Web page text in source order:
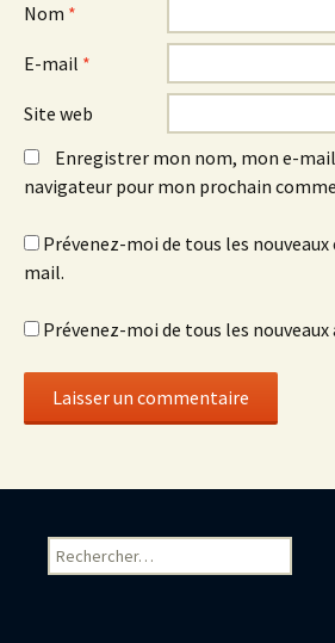
Nom *
E-mail *
Site web
Enregistrer mon nom, mon e-
navigateur pour mon prochain
Prévenez-moi de tous les
mail.
Prévenez-moi de tous les
Rechercher :